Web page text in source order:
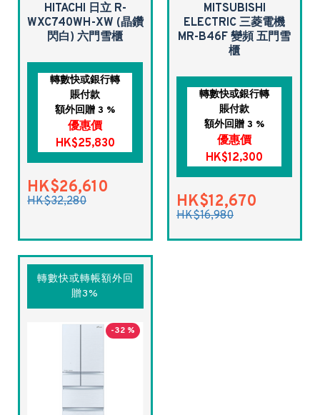
HITACHI 日立 R-
WXC740WH-XW (晶鑽
閃白) 六門雪櫃
轉數快或銀行轉
賬付款
額外回贈 3 %
優惠價
HK$25,830
HK$26,610
HK$32,280
MITSUBISHI
ELECTRIC 三菱電機
MR-B46F 變頻 五門雪
櫃
轉數快或銀行轉
賬付款
額外回贈 3 %
優惠價
HK$12,300
HK$12,670
HK$16,980
轉數快或轉帳額外回
贈3%
-32 %